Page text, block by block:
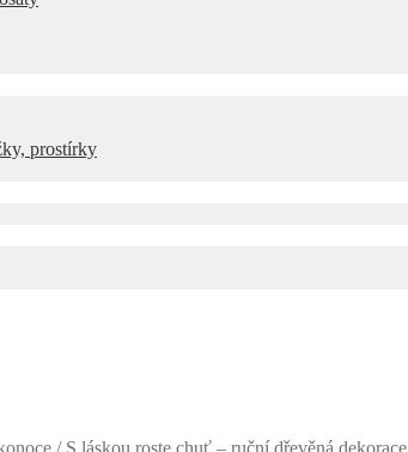
prostírky
/ S láskou roste chuť – ruční dřevěná dekorace